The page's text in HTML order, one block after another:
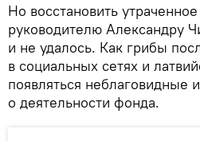
Но восстановить
руководителю Александру
и не удалось. Как грибы
в социальных сетях и
появляться неблаговидные
о деятельности фонда.